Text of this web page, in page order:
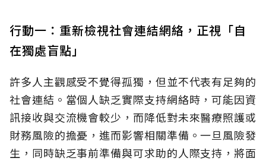
行動一：重新檢視社會連結網絡，正視「自
在獨處盲點」
許多人主觀感受不覺得孤獨，但並不代表有足夠的
社會連結。當個人缺乏實際支持網絡時，可能因資
訊接收與交流機會較少，而降低對未來醫療照護或
財務風險的擔憂，進而影響相關準備。一旦風險發
生，同時缺乏事前準備與可求助的人際支持，將面